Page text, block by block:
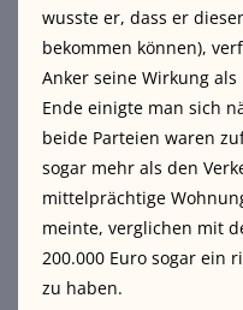
wusste er, dass er
bekommen können),
Anker seine Wirkung
Ende einigte man sich
beide Parteien waren
sogar mehr als den
mittelprächtige
meinte, verglichen mit
200.000 Euro sogar ein
zu haben.